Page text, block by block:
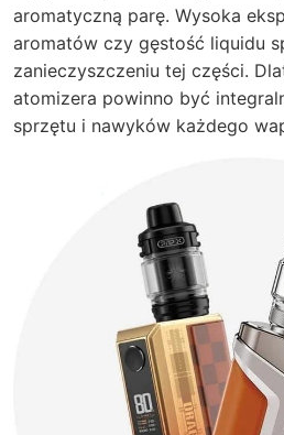
aromatyczną parę. Wysoka
aromatów czy gęstość liquidu
zanieczyszczeniu tej części.
atomizera powinno być
sprzętu i nawyków każdego